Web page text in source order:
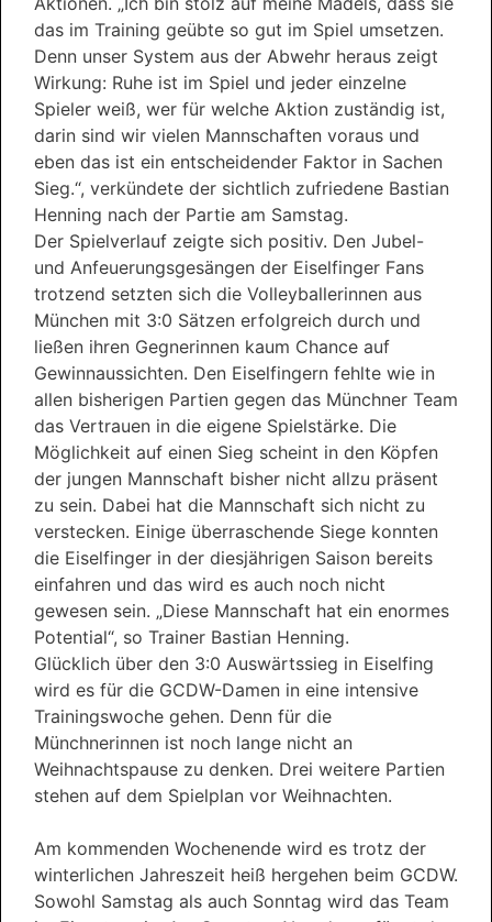
das im Training geübte so gut im Spiel umsetzen.
Denn unser System aus der Abwehr heraus zeigt
Wirkung: Ruhe ist im Spiel und jeder einzelne
Spieler weiß, wer für welche Aktion zuständig ist,
darin sind wir vielen Mannschaften voraus und
eben das ist ein entscheidender Faktor in Sachen
Sieg.“, verkündete der sichtlich zufriedene Bastian
Henning nach der Partie am Samstag.
Der Spielverlauf zeigte sich positiv. Den Jubel-
und Anfeuerungsgesängen der Eiselfinger Fans
trotzend setzten sich die Volleyballerinnen aus
München mit 3:0 Sätzen erfolgreich durch und
ließen ihren Gegnerinnen kaum Chance auf
Gewinnaussichten. Den Eiselfingern fehlte wie in
allen bisherigen Partien gegen das Münchner Team
das Vertrauen in die eigene Spielstärke. Die
Möglichkeit auf einen Sieg scheint in den Köpfen
der jungen Mannschaft bisher nicht allzu präsent
zu sein. Dabei hat die Mannschaft sich nicht zu
verstecken. Einige überraschende Siege konnten
die Eiselfinger in der diesjährigen Saison bereits
einfahren und das wird es auch noch nicht
gewesen sein. „Diese Mannschaft hat ein enormes
Potential“, so Trainer Bastian Henning.
Glücklich über den 3:0 Auswärtssieg in Eiselfing
wird es für die GCDW-Damen in eine intensive
Trainingswoche gehen. Denn für die
Münchnerinnen ist noch lange nicht an
Weihnachtspause zu denken. Drei weitere Partien
stehen auf dem Spielplan vor Weihnachten.
Am kommenden Wochenende wird es trotz der
winterlichen Jahreszeit heiß hergehen beim GCDW.
Sowohl Samstag als auch Sonntag wird das Team